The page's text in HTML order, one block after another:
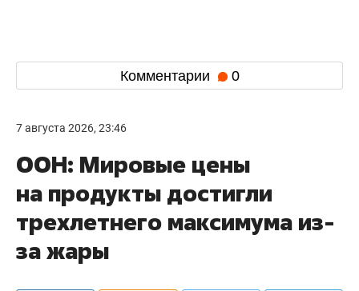
Комментарии 0
7 августа 2026, 23:46
ООН: Мировые цены
на продукты достигли
трехлетнего максимума из-
за жары